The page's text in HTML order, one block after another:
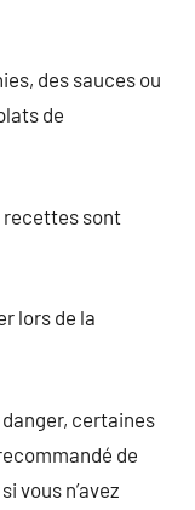
des sauces ou
de
recettes sont
lors de la
certaines
de
vous n’avez